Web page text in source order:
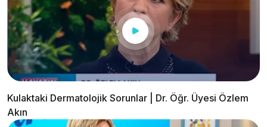
Kulaktaki Dermatolojik Sorunlar | Dr. Öğr. Üyesi Özlem
Akın